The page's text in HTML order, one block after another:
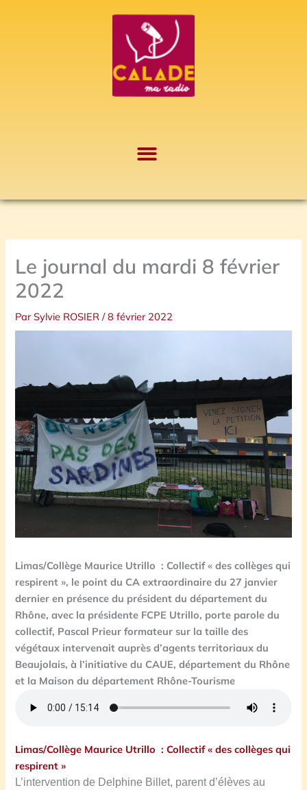
Le journal du mardi 8 février
2022
ParSylvie ROSIER/8 février 2022
Limas/Collège Maurice Utrillo : Collectif « des collèges qui
respirent », le point du CA extraordinaire du 27 janvier
dernier en présence du président du département du
Rhône, avec la présidente FCPE Utrillo, porte parole du
collectif, Pascal Prieur formateur sur la taille des
végétaux intervenait auprès d’agents territoriaux du
Beaujolais, à l’initiative du CAUE, département du Rhône
et la Maison du département Rhône-Tourisme
Limas/Collège Maurice Utrillo : Collectif « des collèges qui
respirent »
L’intervention de Delphine Billet, parent d’élèves au